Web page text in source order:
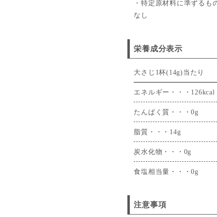
・特定原材料に準ずるも
なし
栄養成分表示
大さじ1杯(14g)当たり
エネルギー・・・126kcal
たんぱく質・・・0g
脂質・・・14g
炭水化物・・・0g
食塩相当量・・・0g
注意事項